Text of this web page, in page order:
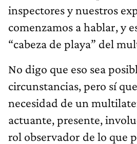
inspectores y nuestros
comenzamos a hablar, y
“cabeza de playa” del
No digo que eso sea
circunstancias, pero sí
necesidad de un
actuante, presente,
rol observador de lo que